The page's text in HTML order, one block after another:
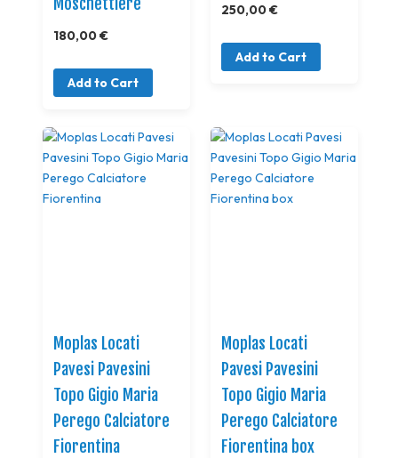
180,00 €
Add to Cart
250,00 €
Add to Cart
Moplas Locati
Pavesi Pavesini
Topo Gigio Maria
Perego Calciatore
Fiorentina
Moplas Locati
Pavesi Pavesini
Topo Gigio Maria
Perego Calciatore
Fiorentina box